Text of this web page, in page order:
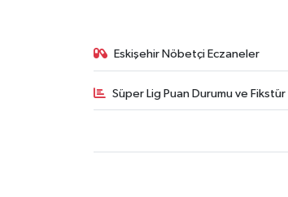
Eskişehir Nöbetçi Eczaneler
Süper Lig Puan Durumu ve Fikstür